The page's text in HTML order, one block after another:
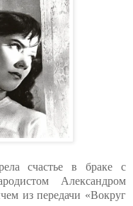
счастье в браке с
Александром
из передачи «Вокруг